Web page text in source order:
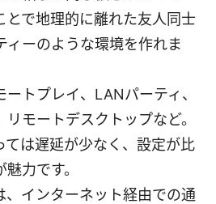
とで地理的に離れた友人同士
ィーのような環境を作れま
ートプレイ、LANパーティ、
リモートデスクトップなど。
ては遅延が少なく、設定が比
力です。
、インターネット経由での通